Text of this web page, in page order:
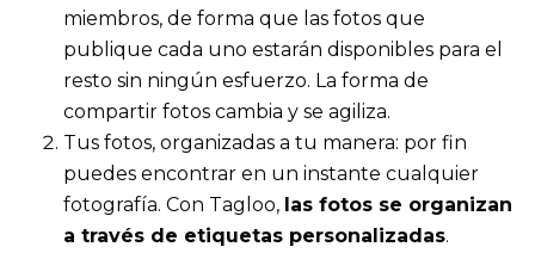
miembros, de forma que las fotos que
publique cada uno estarán disponibles para el
resto sin ningún esfuerzo. La forma de
compartir fotos cambia y se agiliza.
Tus fotos, organizadas a tu manera: por fin
puedes encontrar en un instante cualquier
fotografía. Con Tagloo, las fotos se organizan
a través de etiquetas personalizadas.